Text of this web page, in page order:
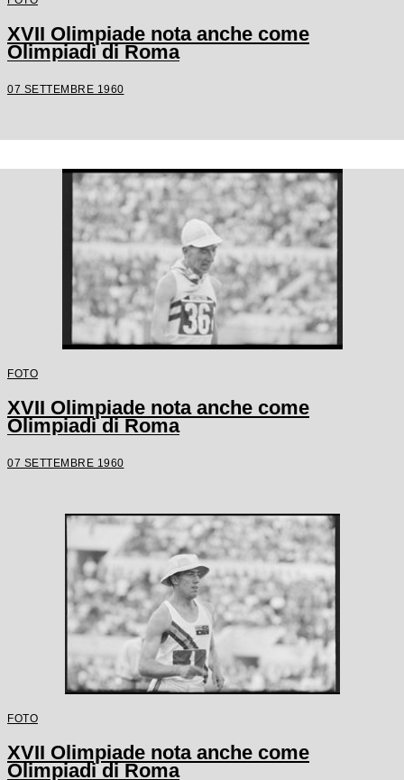
XVII Olimpiade nota anche come
Olimpiadi di Roma
07 SETTEMBRE 1960
FOTO
XVII Olimpiade nota anche come
Olimpiadi di Roma
07 SETTEMBRE 1960
FOTO
XVII Olimpiade nota anche come
Olimpiadi di Roma